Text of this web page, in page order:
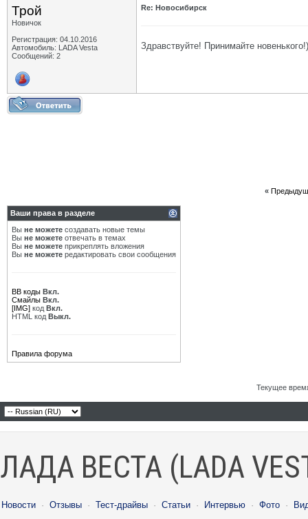
Трой
Новичок
Регистрация: 04.10.2016
Автомобиль: LADA Vesta
Сообщений: 2
Re: Новосибирск
Здравствуйте! Принимайте
«
Ваши права в разделе
Вы не можете создавать новые темы
Вы не можете отвечать в темах
Вы не можете прикреплять вложения
Вы не можете редактировать свои сообщения
BB коды Вкл.
Смайлы Вкл.
[IMG] код Вкл.
HTML код Выкл.
Правила форума
Текущее
ЛАДА ВЕСТА (LADA
Новости · Отзывы · Тест-драйвы · Статьи · Интервью · Фото ·